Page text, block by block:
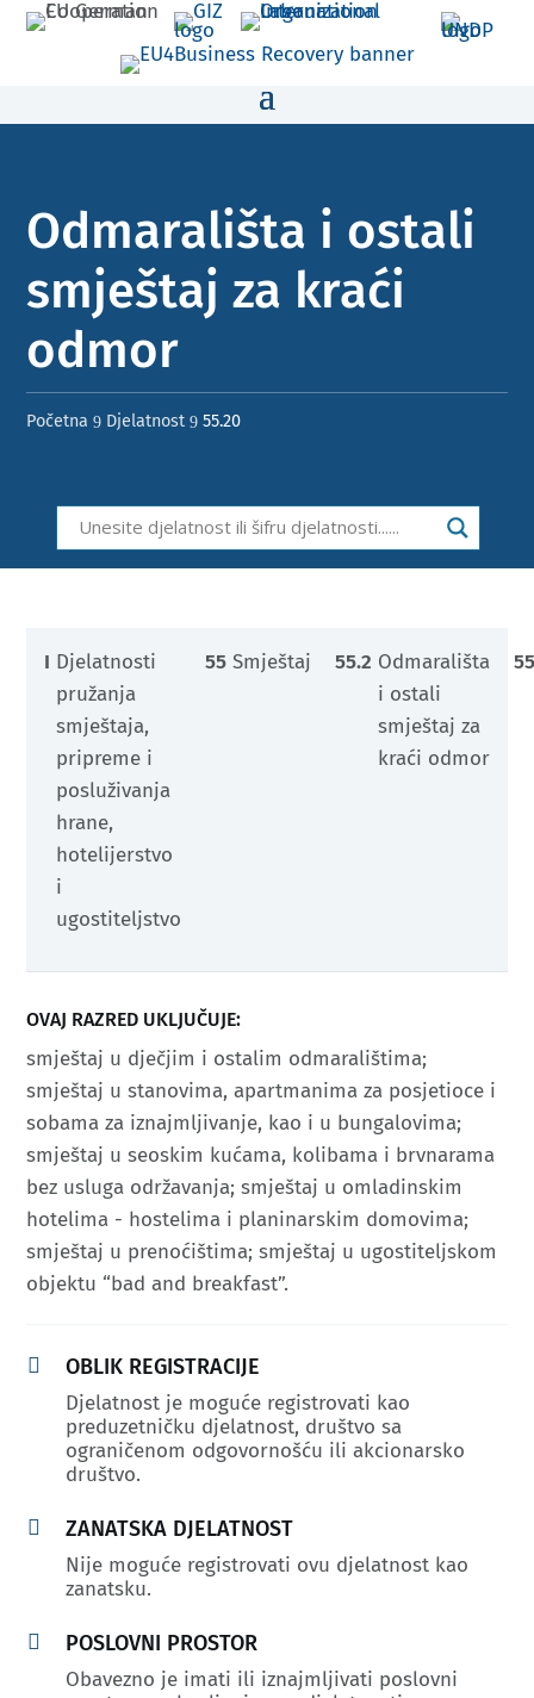
Odmarališta i ostali
smještaj za kraći
odmor​
Početna 9 Djelatnost 9 55.20
I Djelatnosti
pružanja
smještaja,
pripreme i
posluživanja
hrane,
hotelijerstvo
i
ugostiteljstvo
55 Smještaj 55.2 Odmarališta
i ostali
smještaj za
kraći odmor
OVAJ RAZRED UKLJUČUJE:
smještaj u dječjim i ostalim odmaralištima;
smještaj u stanovima, apartmanima za posjetioce i
sobama za iznajmljivanje, kao i u bungalovima;
smještaj u seoskim kućama, kolibama i brvnarama
bez usluga održavanja; smještaj u omladinskim
hotelima - hostelima i planinarskim domovima;
smještaj u prenoćištima; smještaj u ugostiteljskom
objektu “bad and breakfast”.​
 OBLIK REGISTRACIJE
Djelatnost je moguće registrovati kao
preduzetničku djelatnost, društvo sa
ograničenom odgovornošću ili akcionarsko
društvo.
 ZANATSKA DJELATNOST
Nije moguće registrovati ovu djelatnost kao
zanatsku.
 POSLOVNI PROSTOR
Obavezno je imati ili iznajmljivati poslovni